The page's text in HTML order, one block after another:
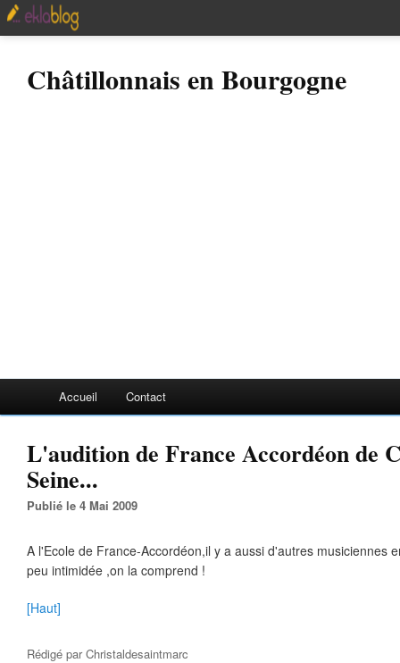
Châtillonnais en Bourgogne
Accueil Contact
L'audition de France Accordéon de
Seine...
Publié le 4 Mai 2009
A l'Ecole de France-Accordéon,il y a aussi d'autres musiciennes
peu intimidée ,on la comprend !
[Haut]
Rédigé parChristaldesaintmarc